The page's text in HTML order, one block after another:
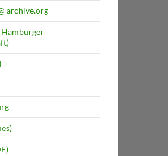
archive.org
Hamburger